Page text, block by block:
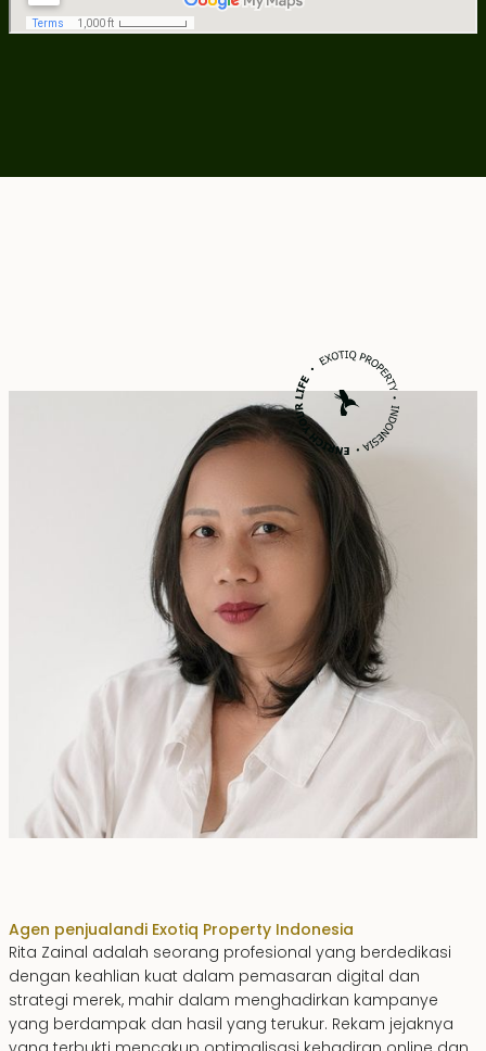
Agen penjualandi Exotiq Property Indonesia
Rita Zainal adalah seorang profesional yang berdedikasi
dengan keahlian kuat dalam pemasaran digital dan
strategi merek, mahir dalam menghadirkan kampanye
yang berdampak dan hasil yang terukur. Rekam jejaknya